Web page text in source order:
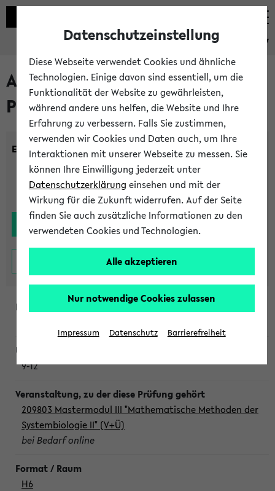
eKVV
Alle noch stattfindenden
Prüfungen
Einrichtung:
9-12
209803 Mastermodul III "Mathematische Methoden der
Systembiologie II" (V+Ü)
bei Bedarf online
H6
Datenschutzeinstellung
Diese Webseite verwendet Cookies und ähnliche
Technologien. Einige davon sind essentiell, um die
Funktionalität der Website zu gewährleisten,
während andere uns helfen, die Website und Ihre
Erfahrung zu verbessern. Falls Sie zustimmen,
verwenden wir Cookies und Daten auch, um Ihre
Interaktionen mit unserer Webseite zu messen. Sie
können Ihre Einwilligung jederzeit unter
Datenschutzerklärung einsehen und mit der
Wirkung für die Zukunft widerrufen. Auf der Seite
finden Sie auch zusätzliche Informationen zu den
verwendeten Cookies und Technologien.
Alle akzeptieren
Nur notwendige Cookies zulassen
Impressum Datenschutz Barrierefreiheit